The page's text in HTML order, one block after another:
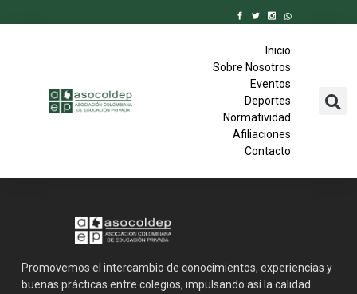
Inicio
Sobre Nosotros
Eventos
Deportes
Normatividad
Afiliaciones
Contacto
Promovemos el intercambio de conocimientos, experiencias y
buenas prácticas entre colegios, impulsando así la calidad